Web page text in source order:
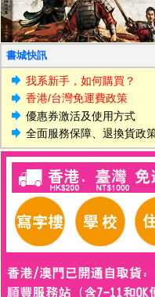
書城快訊
我系新手，如何購買？
香港/台灣免運費政策
優惠券激活及使用方式
全面服務保障、退換貨政